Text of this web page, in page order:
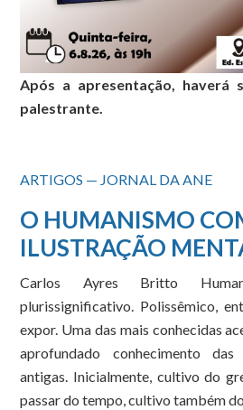
Após a apresentação, haverá
palestrante.
ARTIGOS — JORNAL DA ANE
O HUMANISMO
ILUSTRAÇÃO
Carlos Ayres Britto
plurissignificativo. Polissêmico,
expor. Uma das mais conhecidas
aprofundado conhecimento
antigas. Inicialmente, cultivo do
passar do tempo, cultivo também